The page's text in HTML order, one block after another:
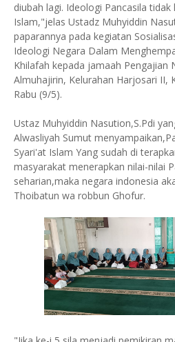
diubah lagi. Ideologi Pancasila tidak
Islam,"jelas Ustadz Muhyiddin
paparannya pada kegiatan
Ideologi Negara Dalam
Khilafah kepada jamaah Pengajian
Almuhajirin, Kelurahan Harjosari II,
Rabu (9/5).
Ustaz Muhyiddin Nasution,S.Pdi
Alwasliyah Sumut
Syari'at Islam Yang sudah di
masyarakat menerapkan nilai-nilai
seharian,maka negara indonesia
Thoibatun wa robbun Ghofur.